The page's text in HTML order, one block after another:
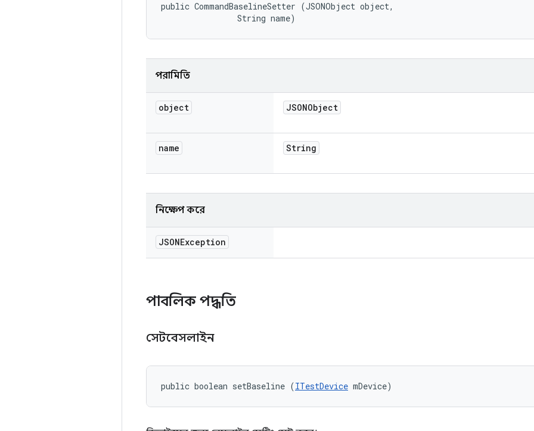
public CommandBaselineSetter (JSONObject object,
                String name)
পরামিতি
object JSONObject
name String
নিক্ষেপ করে
JSONException
পাবলিক পদ্ধতি
সেটবেসলাইন
public boolean setBaseline (ITestDevice mDevice)